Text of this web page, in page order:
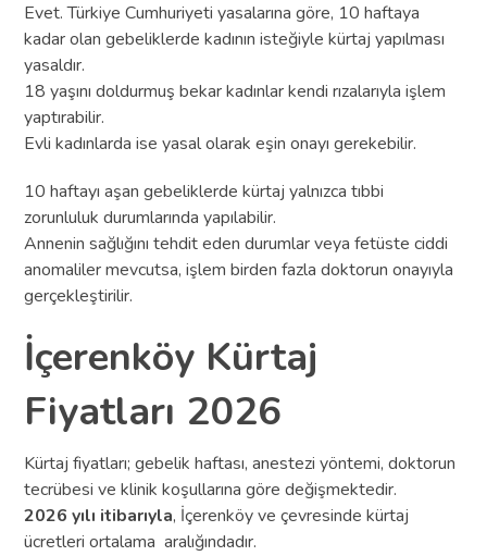
Evet. Türkiye Cumhuriyeti yasalarına göre, 10 haftaya
kadar olan gebeliklerde kadının isteğiyle kürtaj yapılması
yasaldır.
18 yaşını doldurmuş bekar kadınlar kendi rızalarıyla işlem
yaptırabilir.
Evli kadınlarda ise yasal olarak eşin onayı gerekebilir.
10 haftayı aşan gebeliklerde kürtaj yalnızca tıbbi
zorunluluk durumlarında yapılabilir.
Annenin sağlığını tehdit eden durumlar veya fetüste ciddi
anomaliler mevcutsa, işlem birden fazla doktorun onayıyla
gerçekleştirilir.
İçerenköy Kürtaj
Fiyatları 2026
Kürtaj fiyatları; gebelik haftası, anestezi yöntemi, doktorun
tecrübesi ve klinik koşullarına göre değişmektedir.
2026 yılı itibarıyla, İçerenköy ve çevresinde kürtaj
ücretleri ortalama aralığındadır.